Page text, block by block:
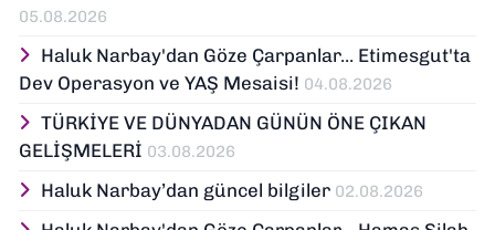
05.08.2026
Haluk Narbay'dan Göze Çarpanlar... Etimesgut'ta
Dev Operasyon ve YAŞ Mesaisi! 04.08.2026
TÜRKİYE VE DÜNYADAN GÜNÜN ÖNE ÇIKAN
GELİŞMELERİ 03.08.2026
Haluk Narbay’dan güncel bilgiler 02.08.2026